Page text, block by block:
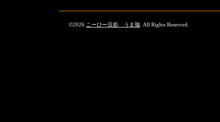
©2026 こーひー豆処 うま珈 . All Rights Reserved.